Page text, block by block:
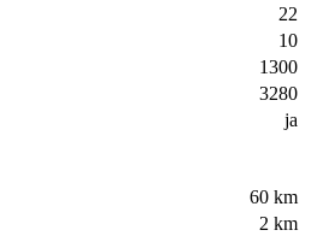
22
10
1300
3280
ja
60 km
2 km